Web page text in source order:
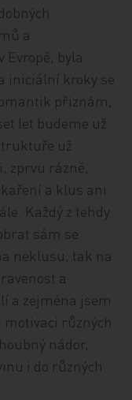
a
Evropě, byla
iniciální kroky se
přiznám,
let budeme už
už
zprvu rázně,
a klus ani
Každý z tehdy
sám se
neklusu, tak na
a
a zejména jsem
motivaci různých
nádor,
i do různých